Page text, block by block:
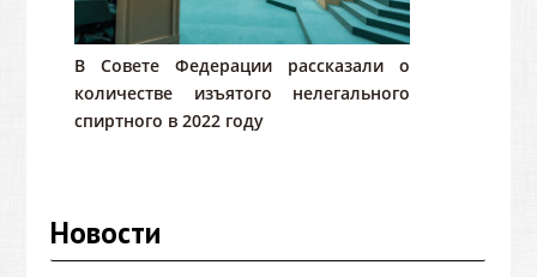
В Совете Федерации рассказали о
количестве изъятого нелегального
спиртного в 2022 году
Новости